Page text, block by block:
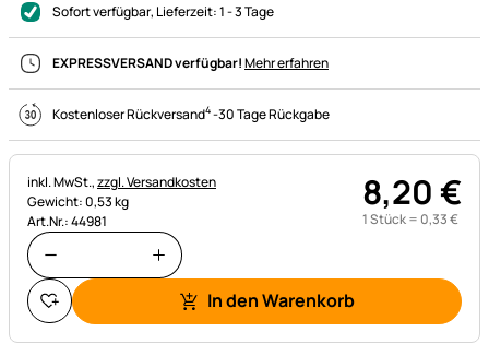
Sofort verfügbar, Lieferzeit:1 - 3 Tage
EXPRESSVERSAND verfügbar!Mehr erfahren
Kostenloser Rückversand4-30 Tage Rückgabe
Steuerhinweis:
inkl. MwSt.,zzgl. Versandkosten
Gewicht: 0,53 kg
Art.Nr.: 44981
8,20€
1 Stück = 0,33€
In den Warenkorb